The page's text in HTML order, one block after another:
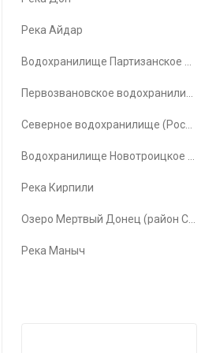
Река Айдар
Река Кирпили
Река Маныч